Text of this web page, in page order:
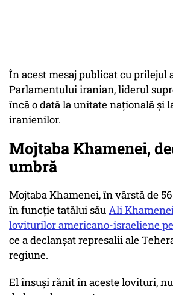
În acest mesaj publicat cu prilejul
Parlamentului iranian, liderul
încă o dată la unitate naţională şi
iranienilor.
Mojtaba Khamenei,
umbră
Mojtaba Khamenei, în vârstă de
în funcţie tatălui săuAli
loviturilor americano-israeliene
ce a declanşat represalii ale
regiune.
El însuşi rănit în aceste lovituri,